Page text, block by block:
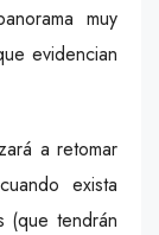
muy
evidencian
a retomar
exista
(que tendrán